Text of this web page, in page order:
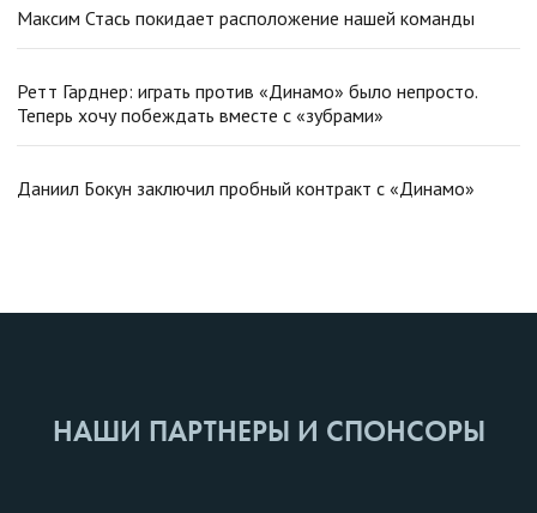
Максим Стась покидает расположение нашей команды
Ретт Гарднер: играть против «Динамо» было непросто.
Теперь хочу побеждать вместе с «зубрами»
Даниил Бокун заключил пробный контракт с «Динамо»
НАШИ ПАРТНЕРЫ И СПОНСОРЫ